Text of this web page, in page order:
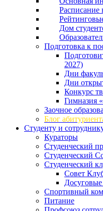
Расписание
Дом
Подготовка к
2027)
Дни
Дни
Конкурс
Гимназия
Заочное
Блог
Студенту и
Кураторы
Студенческий
Студенческий
Студенческий
Совет
Спортивный
Питание